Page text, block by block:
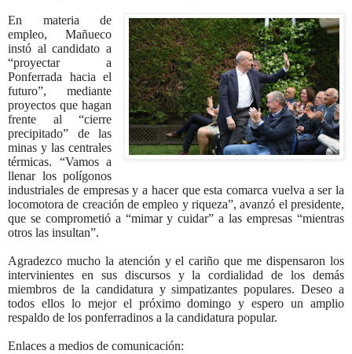
En materia de
empleo, Mañueco
instó al candidato a
“proyectar a
Ponferrada hacia el
futuro”, mediante
proyectos que hagan
frente al “cierre
precipitado” de las
minas y las centrales
térmicas. “Vamos a
llenar los polígonos
industriales de empresas y a hacer que esta comarca vuelva a ser la
locomotora de creación de empleo y riqueza”, avanzó el presidente,
que se comprometió a “mimar y cuidar” a las empresas “mientras
otros las insultan”.
Agradezco mucho la atención y el cariño que me dispensaron los
intervinientes en sus discursos y la cordialidad de los demás
miembros de la candidatura y simpatizantes populares. Deseo a
todos ellos lo mejor el próximo domingo y espero un amplio
respaldo de los ponferradinos a la candidatura popular.
Enlaces a medios de comunicación: